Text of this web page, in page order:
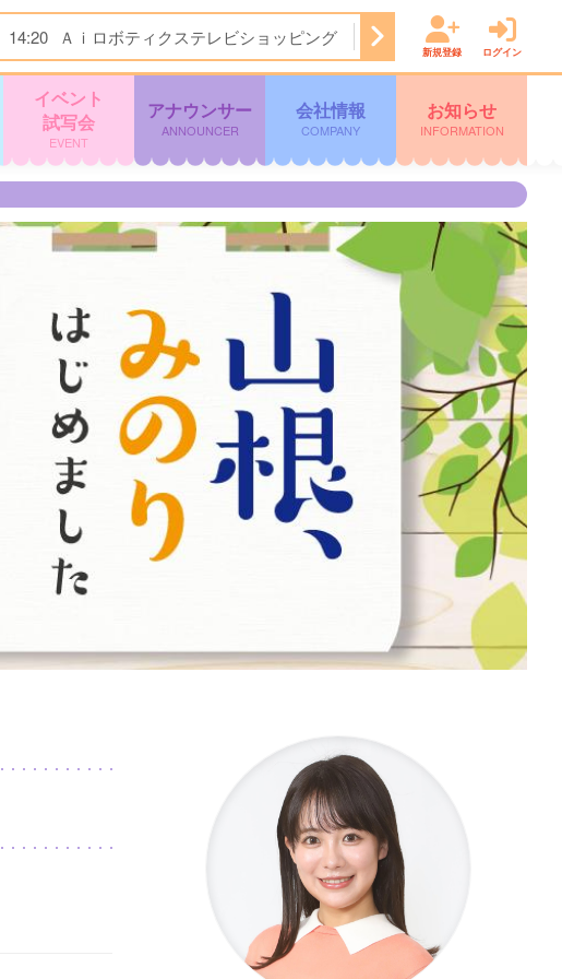
14:20 Ａｉロボティクステレビショッピング 14:50 ぽよチャンネル
新規登録 ログイン
イベント
試写会
EVENT
アナウンサー
ANNOUNCER
会社情報
COMPANY
お知らせ
INFORMATION